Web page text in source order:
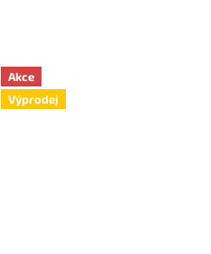
Akce
Výprodej